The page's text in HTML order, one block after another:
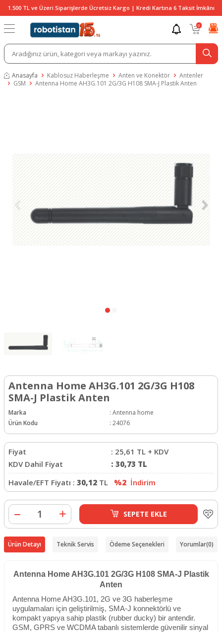
1.500 TL ve Üzeri Siparişlerde Ücretsiz Kargo | Kredi Kartına 6 Taksit İmkânı
0
Anasayfa Kablosuz Haberleşme Anten ve Konektör
Antenler
GSM
Antenna Home AH3G.101 2G/3G H108 SMA-J Plastik Anten
Antenna Home AH3G.101 2G/3G H108
SMA-J Plastik Anten
Marka : Antenna home
Ürün Kodu
: 24076
Fiyat : 25,61 TL + KDV
KDV Dahil Fiyat
: 30,73 TL
Havale/EFT Fiyatı : 30,12 TL %2 İndirim
SEPETE EKLE
Ürün Detayı Teknik Servis Ödeme Seçenekleri Yorumlar(0)
Antenna Home AH3G.101 2G/3G H108 SMA-J Plastik
Anten
Antenna Home AH3G.101, 2G ve 3G haberleşme
uygulamaları için geliştirilmiş, SMA-J konnektörlü ve
kompakt yapıya sahip plastik (rubber ducky) bir antendir.
GSM, GPRS ve WCDMA tabanlı sistemlerde güvenilir sinyal